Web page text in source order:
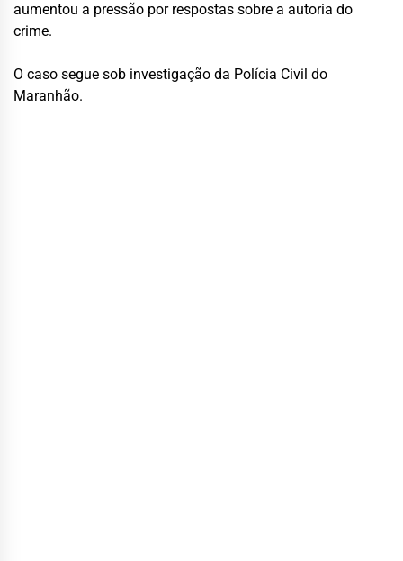
aumentou a pressão por respostas sobre a autoria do
crime.
O caso segue sob investigação da Polícia Civil do
Maranhão.